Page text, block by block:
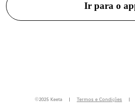
Ir para o
©️2025 Keeta Termos e Condições